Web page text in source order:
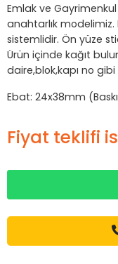
Emlak ve
anahtarlık
sistemlidir. Ön yüze
Ürün içinde kağıt
daire,blok,kapı no
Ebat: 24x38mm
Fiyat teklifi